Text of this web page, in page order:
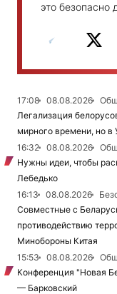
это безопасно
17:08 08.08.2026
Легализация
мирного времени, но
16:32
08.08.2026
Нужны идеи, чтобы
Лебедько
16:13
08.08.2026
Совместные с
противодействию
Минобороны Китая
15:53
08.08.2026
Конференция "Новая
— Барковский